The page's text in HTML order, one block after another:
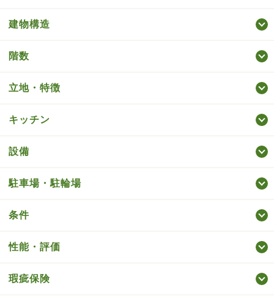
建物構造
階数
立地・特徴
キッチン
設備
駐車場・駐輪場
条件
性能・評価
瑕疵保険